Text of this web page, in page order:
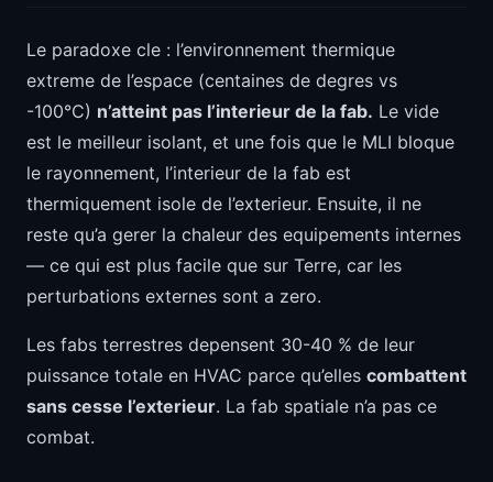
Le paradoxe cle : l’environnement thermique
extreme de l’espace (centaines de degres vs
-100°C) n’atteint pas l’interieur de la fab. Le vide
est le meilleur isolant, et une fois que le MLI bloque
le rayonnement, l’interieur de la fab est
thermiquement isole de l’exterieur. Ensuite, il ne
reste qu’a gerer la chaleur des equipements internes
— ce qui est plus facile que sur Terre, car les
perturbations externes sont a zero.
Les fabs terrestres depensent 30-40 % de leur
puissance totale en HVAC parce qu’elles combattent
sans cesse l’exterieur. La fab spatiale n’a pas ce
combat.